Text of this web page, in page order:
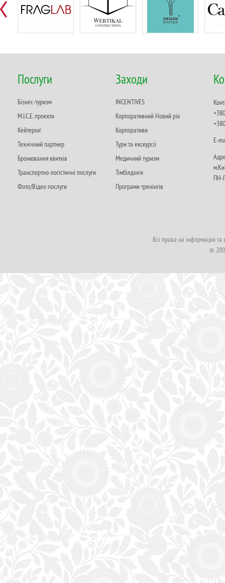
Послуги
Бізнес-туризм
M.I.C.E. проекти
Кейтерінг
Технічний партнер
Бронювання квитків
Транспортно-логістичні послуги
Фото/Відео послуги
Заходи
INCENTIVES
Корпоративний Новий рік
Корпоративи
Тури та екскурсії
Медичний туризм
Тімбілдінги
Програми тренінгів
Е-
ПН-
Всі права на інформацію та
©